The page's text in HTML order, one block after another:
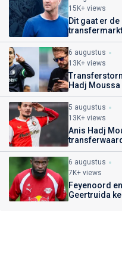
15K+ views
Dit gaat er
6 augustus
13K+ views
Hadj
5 augustus
13K+ views
Anis Hadj
6 augustus
7K+ views
Feyenoord
Geertruida